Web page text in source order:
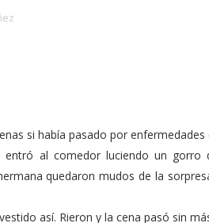
si había pasado por enfermedades
al comedor luciendo un gorro
quedaron mudos de la
así. Rieron y la cena pasó sin